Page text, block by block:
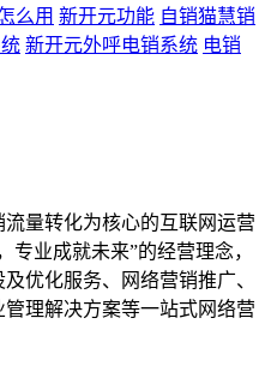
么用 新开元功能 自销猫慧销
新开元外呼电销系统 电销
量转化为核心的互联网运营
专业成就未来”的经营理念，
优化服务、网络营销推广、
理解决方案等一站式网络营